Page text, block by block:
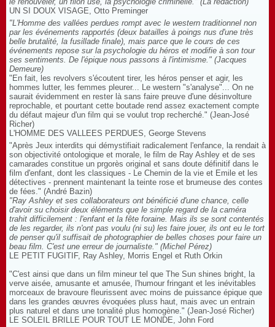
UN SI DOUX VISAGE, Otto Preminger
"L'Homme des vallées perdues rompt avec le western traditionnel non
par les événements rapportés (deux batailles à poings nus d'une très
belle brutalité, la fusillade finale), mais parce que le cours de ces
événements repose sur la psychologie du héros et modifie à son tour
ses sentiments. De l'épique nous passons à l'intimisme." (Jacques
Demeure)
"En fait, les revolvers s'écoutent tirer, les héros penser et agir, les
hommes lutter, les femmes pleurer... Le western "s'analyse"... On ne
saurait évidemment en rester là sans faire preuve d'une désinvolture
reprochable, et pourtant cette boutade rend assez exactement compte
du défaut majeur d'un film qui se voulut trop recherché." (Jean-José
Richer)
L'HOMME DES VALLEES PERDUES, George Stevens
"Après Jeux interdits qui démystifiait radicalement l'enfance, la rendait à
son objectivité ontologique et morale, le film de Ray Ashley et de ses
camarades constitue un prgorès original et sans doute définitif dans le
film d'enfant, dont les classiques - Le Chemin de la vie et Emile et les
détectives - prennent maintenant la teinte rose et brumeuse des contes
de fées." (André Bazin)
"Ray Ashley et ses collaborateurs ont bénéficié d'une chance, celle
d'avoir su choisir deux éléments que le simple regard de la caméra
trahit difficilement : l'enfant et la fête foraine. Mais ils se sont contentés
de les regarder, ils n'ont pas voulu (ni su) les faire jouer, ils ont eu le tort
de penser qu'il suffisait de photographier de belles choses pour faire un
beau film. C'est une erreur de journaliste." (Michel Pérez)
LE PETIT FUGITIF, Ray Ashley, Morris Engel et Ruth Orkin
"C'est ainsi que dans un film mineur tel que The Sun shines bright, la
verve aisée, amusante et amusée, l'humour fringant et les inévitables
morceaux de bravoure fleurissent avec moins de puissance épique que
dans les grandes œuvres évoquées pluss haut, mais avec un entrain
plus naturel et dans une tonalité plus homogène." (Jean-José Richer)
LE SOLEIL BRILLE POUR TOUT LE MONDE, John Ford